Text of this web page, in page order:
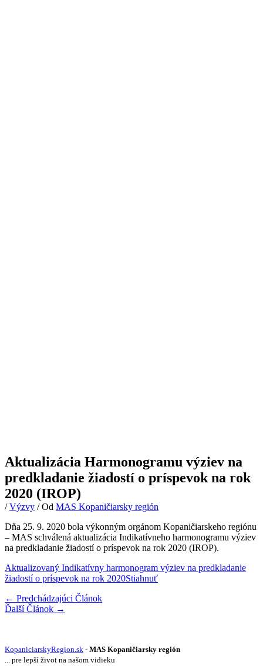
Aktualizácia Harmonogramu výziev na
predkladanie žiadostí o príspevok na rok
2020 (IROP)
/Výzvy / Od MAS Kopaničiarsky región
Dňa 25. 9. 2020 bola výkonným orgánom Kopaničiarskeho regiónu
– MAS schválená aktualizácia Indikatívneho harmonogramu výziev
na predkladanie žiadostí o príspevok na rok 2020 (IROP).
Aktualizovaný Indikatívny harmonogram výziev na predkladanie
žiadostí o príspevok na rok 2020Stiahnuť
← Predchádzajúci Článok
Ďalší Článok →
KopaniciarskyRegion.sk - MAS Kopaničiarsky región
... pre lepší život na našom vidieku